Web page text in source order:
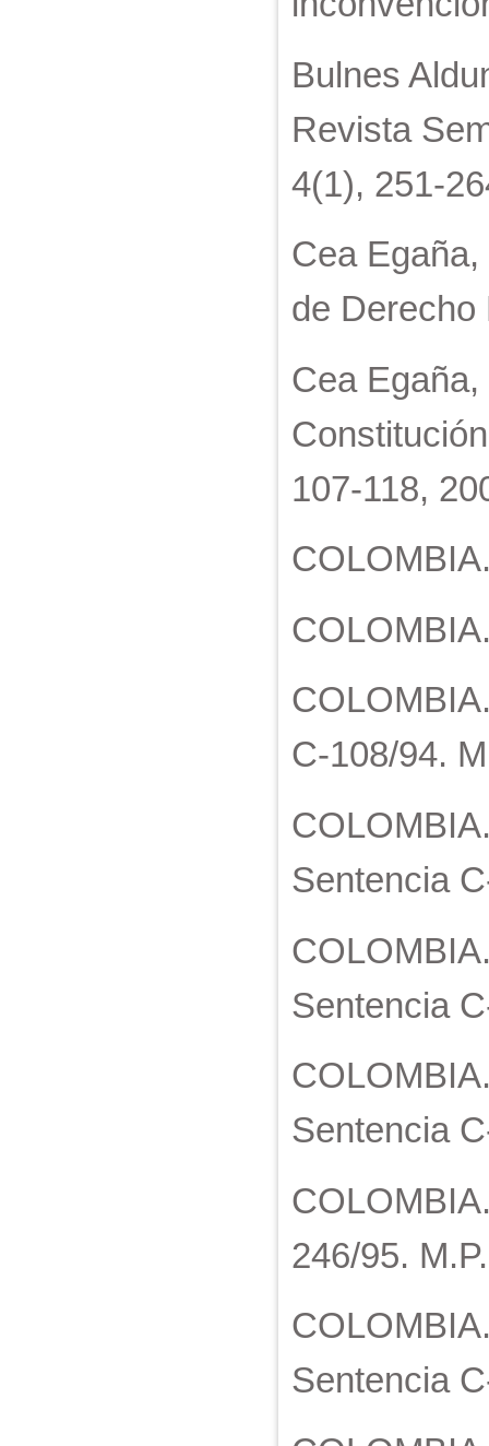
Bulnes
Revista
4(1), 251-
Cea
de Derecho
Cea
107-118,
C-108/94.
Sentencia
Sentencia
Sentencia
246/95.
Sentencia